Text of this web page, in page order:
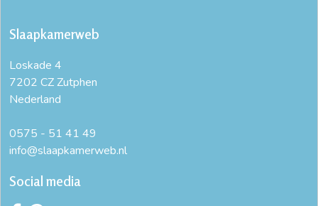
Slaapkamerweb
Loskade 4
7202 CZ Zutphen
Nederland
0575 - 51 41 49
info@slaapkamerweb.nl
Social media